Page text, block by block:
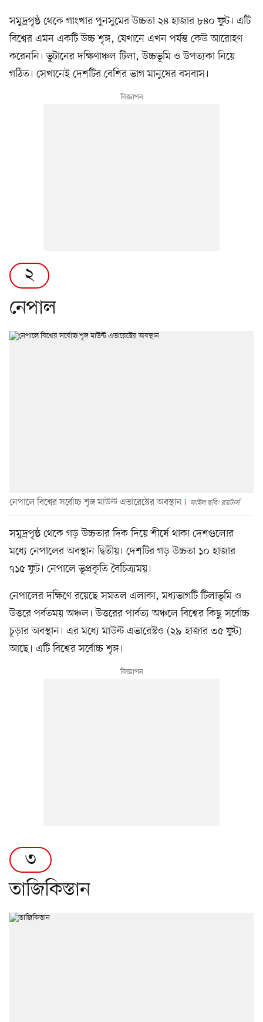
সমুদ্রপৃষ্ঠ থেকে গাংখার পুনসুমের উচ্চতা ২৪ হাজার ৮৪০ ফুট। এটি
বিশ্বের এমন একটি উচ্চ শৃঙ্গ, যেখানে এখন পর্যন্ত কেউ আরোহণ
করেননি। ভুটানের দক্ষিণাঞ্চল টিলা, উচ্চভূমি ও উপত্যকা নিয়ে
গঠিত। সেখানেই দেশটির বেশির ভাগ মানুষের বসবাস।
২
নেপাল
নেপালে বিশ্বের সর্বোচ্চ শৃঙ্গ মাউন্ট এভারেস্টের অবস্থান ফাইল ছবি: রয়টার্স
সমুদ্রপৃষ্ঠ থেকে গড় উচ্চতার দিক দিয়ে শীর্ষে থাকা দেশগুলোর
মধ্যে নেপালের অবস্থান দ্বিতীয়। দেশটির গড় উচ্চতা ১০ হাজার
৭১৫ ফুট। নেপালে ভূপ্রকৃতি বৈচিত্র্যময়।
নেপালের দক্ষিণে রয়েছে সমতল এলাকা, মধ্যভাগটি টিলাভূমি ও
উত্তরে পর্বতময় অঞ্চল। উত্তরের পার্বত্য অঞ্চলে বিশ্বের কিছু সর্বোচ্চ
চূড়ার অবস্থান। এর মধ্যে মাউন্ট এভারেস্টও (২৯ হাজার ৩৫ ফুট)
আছে। এটি বিশ্বের সর্বোচ্চ শৃঙ্গ।
৩
তাজিকিস্তান